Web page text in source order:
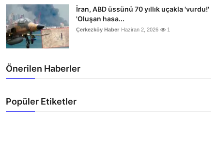
İran, ABD üssünü 70 yıllık uçakla 'vurdu!'
'Oluşan hasa...
Çerkezköy Haber Haziran 2, 2026 1
Önerilen Haberler
Popüler Etiketler